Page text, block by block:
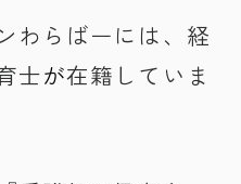
わらばーには、経
士が在籍していま